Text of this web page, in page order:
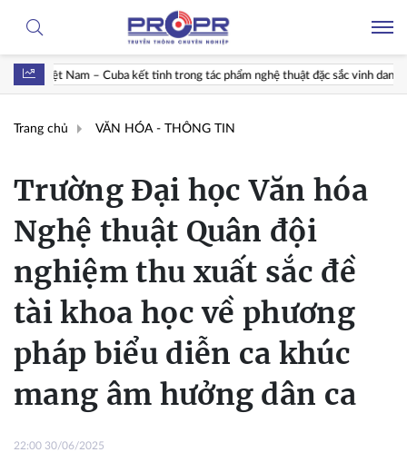
trong tác phẩm nghệ thuật đặc sắc vinh danh Lãnh tụ Fidel Castro
Trang chủ VĂN HÓA - THÔNG TIN
Trường Đại học Văn hóa
Nghệ thuật Quân đội
nghiệm thu xuất sắc đề
tài khoa học về phương
pháp biểu diễn ca khúc
mang âm hưởng dân ca
22:00 30/06/2025